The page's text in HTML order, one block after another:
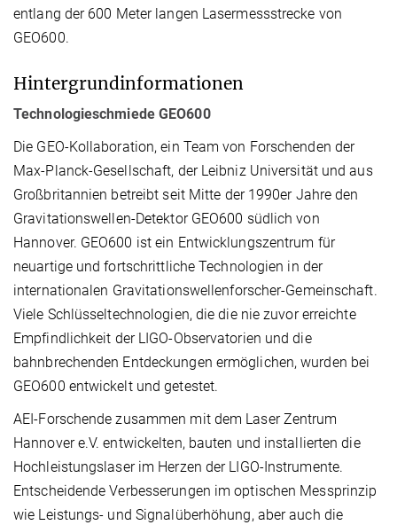
entlang der 600 Meter langen Lasermessstrecke von
GEO600.
Hintergrundinformationen
Technologieschmiede GEO600
Die GEO-Kollaboration, ein Team von Forschenden der
Max-Planck-Gesellschaft, der Leibniz Universität und aus
Großbritannien betreibt seit Mitte der 1990er Jahre den
Gravitationswellen-Detektor GEO600 südlich von
Hannover. GEO600 ist ein Entwicklungszentrum für
neuartige und fortschrittliche Technologien in der
internationalen Gravitationswellenforscher-Gemeinschaft.
Viele Schlüsseltechnologien, die die nie zuvor erreichte
Empfindlichkeit der LIGO-Observatorien und die
bahnbrechenden Entdeckungen ermöglichen, wurden bei
GEO600 entwickelt und getestet.
AEI-Forschende zusammen mit dem Laser Zentrum
Hannover e.V. entwickelten, bauten und installierten die
Hochleistungslaser im Herzen der LIGO-Instrumente.
Entscheidende Verbesserungen im optischen Messprinzip
wie Leistungs- und Signalüberhöhung, aber auch die